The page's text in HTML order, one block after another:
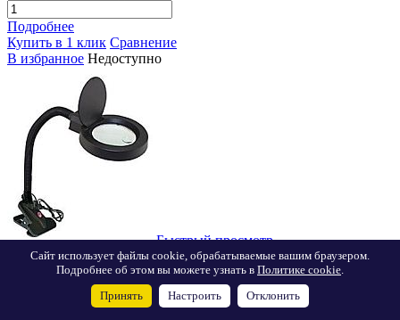
Подробнее
Купить в 1 клик Сравнение
В избранное Недоступно
Быстрый просмотр
Лупа лампа бестеневая настольная 2x/6x-85мм с подсветкой
для чтения и рукоделия на прищепке 1675 руб./ шт
Подписаться
Сайт использует файлы cookie, обрабатываемые вашим браузером.
Подробнее об этом вы можете узнать в Политике cookie.
Принять Настроить Отклонить